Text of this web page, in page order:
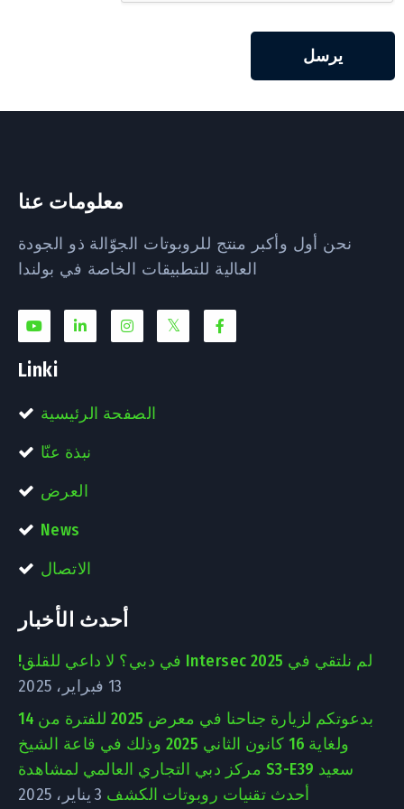
يرسل
معلومات عنا
نحن أول وأكبر منتج للروبوتات الجوّالة ذو الجودة
العالية للتطبيقات الخاصة في بولندا
Linki
الصفحة الرئيسية
نبذة عنّا
العرض
News
الاتصال
أحدث الأخبار
لم نلتقي في Intersec 2025 في دبي؟ لا داعي للقلق!
13 فبراير، 2025
بدعوتكم لزيارة جناحنا في معرض 2025 للفترة من 14
ولغاية 16 كانون الثاني 2025 وذلك في قاعة الشيخ
سعيد S3-E39 مركز دبي التجاري العالمي لمشاهدة
أحدث تقنيات روبوتات الكشف 3 يناير، 2025